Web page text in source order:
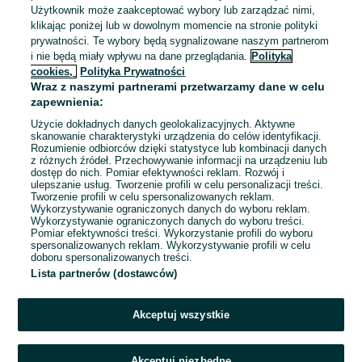
8 000 - 10 000 zł / mies. brutto
Piła
Pełny etat
Umowa o dzieło, Umowa o pracę, Samozatrudnienie, Umowa
zlecenie
Specjalne wymagania: Książeczka sanepidowska
Odpowiednie doświadczenie zawodowe
Prawo jazdy: Kat. C+E
Wymagane uprawnienia: Karta kierowcy, Świadectwo
kwalifikacji zawodowej
+ 2 inne
05 sierpnia 2026
Strona główna Praca Pracownik sklepu
KATEGORIA
Użytkownik może zaakceptować wybory lub zarządzać nimi,
klikając poniżej lub w dowolnym momencie na stronie polityki
prywatności. Te wybory będą sygnalizowane naszym partnerom
i nie będą miały wpływu na dane przeglądania. Polityka
cookies,
Polityka Prywatności
Wraz z naszymi partnerami przetwarzamy dane w celu
zapewnienia:
Użycie dokładnych danych geolokalizacyjnych. Aktywne
skanowanie charakterystyki urządzenia do celów identyfikacji.
Rozumienie odbiorców dzięki statystyce lub kombinacji danych
z różnych źródeł. Przechowywanie informacji na urządzeniu lub
dostęp do nich. Pomiar efektywności reklam. Rozwój i
ulepszanie usług. Tworzenie profili w celu personalizacji treści.
Tworzenie profili w celu spersonalizowanych reklam.
Wykorzystywanie ograniczonych danych do wyboru reklam.
Wykorzystywanie ograniczonych danych do wyboru treści.
Pomiar efektywności treści. Wykorzystanie profili do wyboru
spersonalizowanych reklam. Wykorzystywanie profili w celu
doboru spersonalizowanych treści.
Lista partnerów (dostawców)
Akceptuj wszystkie